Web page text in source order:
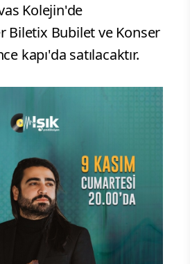
Kolejin'de
Biletix Bubilet ve Konser
kapı'da satılacaktır.